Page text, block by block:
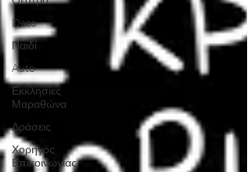
Deco
Παιδί
Auto
Εκκλησίες
Μαραθώνα
Δράσεις
Χορηγός
Επικοινωνίας